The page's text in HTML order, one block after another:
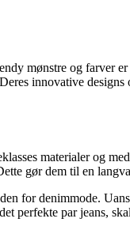
mønstre og farver
innovative
materialer og
gør dem til en
for denimmode.
perfekte par jeans,